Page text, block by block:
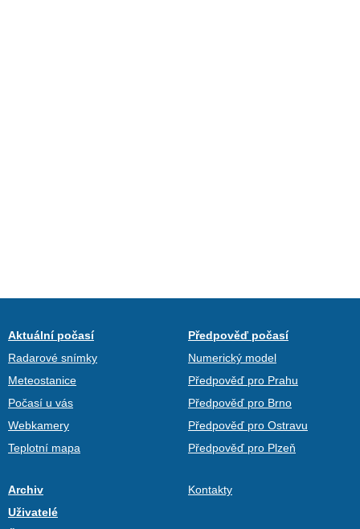
Aktuální počasí
Radarové snímky
Meteostanice
Počasí u vás
Webkamery
Teplotní mapa
Předpověď počasí
Numerický model
Předpověď pro Prahu
Předpověď pro Brno
Předpověď pro Ostravu
Předpověď pro Plzeň
Archiv
Uživatelé
Kontakty